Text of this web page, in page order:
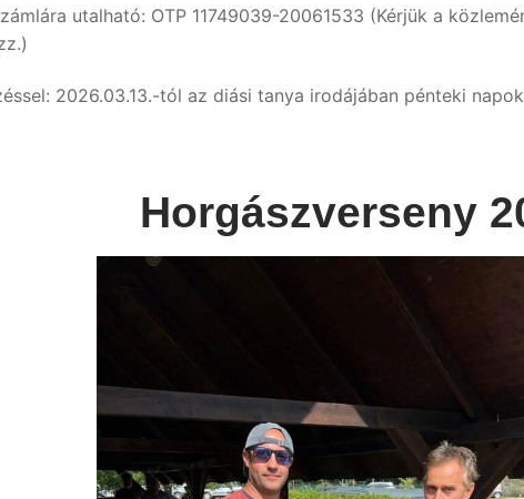
utalható: OTP 11749039-20061533 (Kérjük a
2026.03.13.-tól az diási tanya irodájában pénteki
Horgászverseny